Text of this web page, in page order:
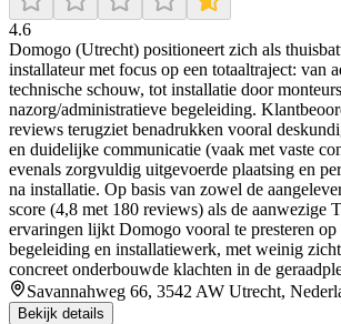
4.6
Domogo (Utrecht) positioneert zich als
installateur met focus op een totaaltraject: van
technische schouw, tot installatie door
nazorg/administratieve begeleiding.
reviews terugziet benadrukken vooral
en duidelijke communicatie (vaak met vaste
evenals zorgvuldig uitgevoerde plaatsing en
na installatie. Op basis van zowel de
score (4,8 met 180 reviews) als de aanwezige
ervaringen lijkt Domogo vooral te presteren
begeleiding en installatiewerk, met weinig
concreet onderbouwde klachten in de
Savannahweg 66, 3542 AW Utrecht,
Bekijk details